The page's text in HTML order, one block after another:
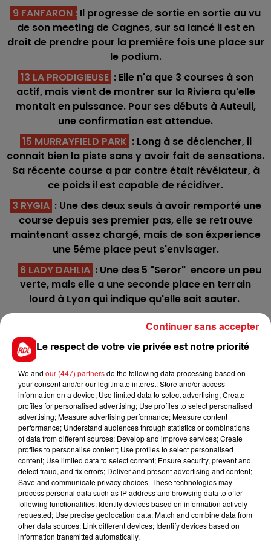
9 FANFARON : Il progresse de sortie en sortie au vu
de son meeting de Cagnes, sur sa lancé il est en
droit de prendre pour la première fois une place sur
le podium.
13 LA PRODIGIEUSE : Elle n'a que 3 courses à son
actif, mais vient de montrer sur la Riviera qu'elle
montait en puissance. Pour ses débuts à Auteuil,
une confirmation est attendue.
15 MURRAYFIELD PARK : Long à se déclencher, il
connait bien la piste sans y avoir fait de sensations.
Sa récente course a par contre était révélateur, à
ce poids il est capable de récidiver.
3 RYGIA : Une des deux seuls à avoir remporté une
course depuis ses premier pas, elle se retrouve
maintenant assez chargé, mais de son éxperience
une 5éme place peut s'envisager.
6 LADY DAHLIA : Une des 5 "Seror" encore un peu
verte, mais elle a une seconde place en terrain
lourd à Lyon qui indique qu'elle sait sauter.
***********
Hippodrome du Croisé-Laroche - Trot - 16h15
C2 : 2 - 9 - 11 - 4 - 1
C3 : 5 - 7 - 4 - 16 - 1
C4 : 6 - 4 - 12 - 15 - 2 - 9
C5 : 3 - 9 - 5 - 8 - 11
C6 : 9 - 7 - 11 - 3 - 8
C7 : 10 - 2 - 5 - 3 - 9
C8 : 4 - 5 - 8 - 3 - 6
La sélection de la réunion: 105 Lovak de Houelle -
202 Karmina du Breucq - 406 Jacarto de Houelle
Le respect de votre vie privée est notre priorité
We and our (447) partnersdo the following data processing based on
your consent and/or our legitimate interest: Store and/or access
information on a device; Use limited data to select advertising; Create
profiles for personalised advertising; Use profiles to select personalised
advertising; Measure advertising performance; Measure content
performance; Understand audiences through statistics or combinations
of data from different sources; Develop and improve services; Create
profiles to personalise content; Use profiles to select personalised
content; Use limited data to select content; Ensure security, prevent and
detect fraud, and fix errors; Deliver and present advertising and content;
Save and communicate privacy choices. These technologies may
process personal data such as IP address and browsing data to offer
following functionalities: Identify devices based on information actively
requested; Use precise geolocation data; Match and combine data from
other data sources; Link different devices; Identify devices based on
information transmitted automatically.
Continuer sans accepter